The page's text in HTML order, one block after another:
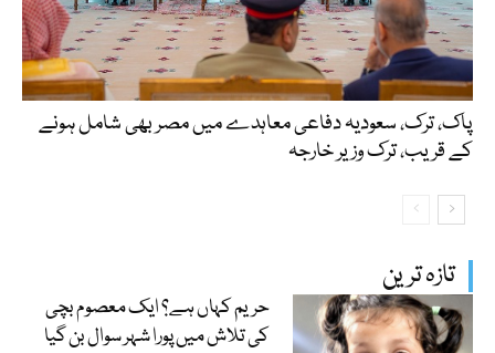
تازہ ترین
حریم کہاں ہے؟ ایک معصوم بچی
کی تلاش میں پورا شہر سوال بن گیا
پاک، ترک، سعودیہ دفاعی معاہدے میں مصر بھی شامل ہونے
کے قریب، ترک وزیر خارجہ